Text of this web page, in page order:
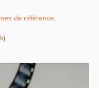
de référence.
)